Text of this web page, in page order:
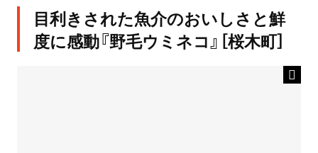
目利きされた魚介のおいしさと鮮
度に感動『野毛ウミネコ』［桜木町］